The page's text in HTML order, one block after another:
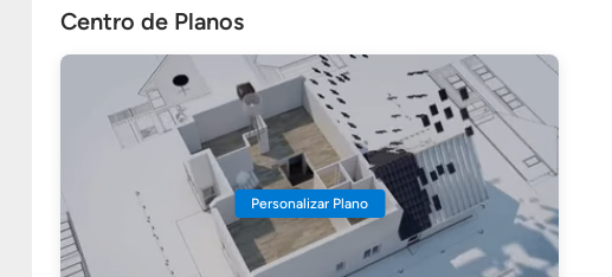
Centro de Planos
Personalizar Plano